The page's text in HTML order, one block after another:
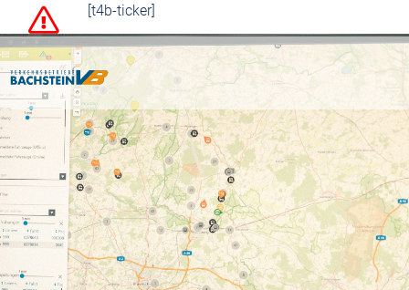
[t4b-ticker]